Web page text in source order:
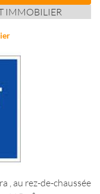
IMMOBILIER
, au rez-de-chaussée